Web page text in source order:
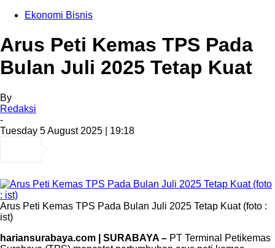
Ekonomi Bisnis
Arus Peti Kemas TPS Pada
Bulan Juli 2025 Tetap Kuat
By
Redaksi
-
Tuesday 5 August 2025 | 19:18
Arus Peti Kemas TPS Pada Bulan Juli 2025 Tetap Kuat (foto :
ist)
hariansurabaya.com | SURABAYA – PT Terminal Petikemas